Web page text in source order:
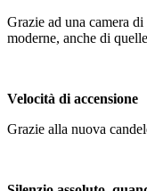
Grazie ad una camera
moderne, anche di
Velocità di accensione
Grazie alla nuova